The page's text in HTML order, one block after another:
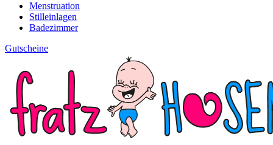
Menstruation
Stilleinlagen
Badezimmer
Gutscheine